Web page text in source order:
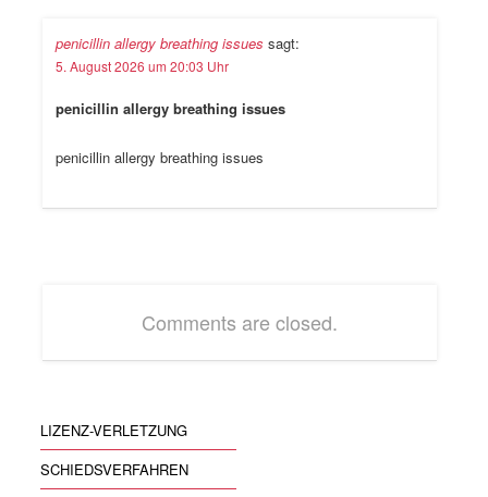
penicillin allergy breathing issues sagt:
5. August 2026 um 20:03 Uhr
penicillin allergy breathing issues
penicillin allergy breathing issues
Comments are closed.
LIZENZ-VERLETZUNG
SCHIEDSVERFAHREN